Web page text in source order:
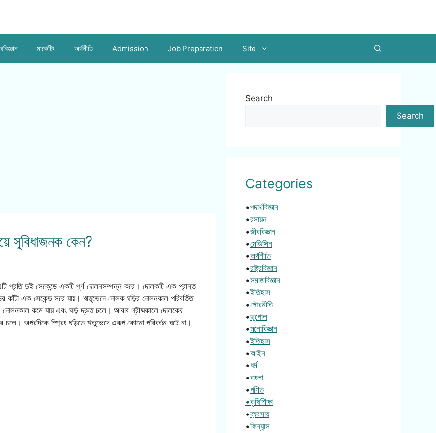
মার্কেটিং অর্থনীতি Admission Job Preparation Site
সুবিধাজনক কেন?
প্রতি দুই সেকেন্ডে একটি পূর্ণ দোলনসম্পন্ন করে। দোলকটি এক প্রান্ত
কাঁটা এক সেকেন্ড সরে যায়। ঋতুভেদে দোলক ঘড়ির দোলনকাল পরিবর্তিত
দোলনকাল কমে যায় এবং ঘড়ি দ্রুত চলে। আবার গ্রীষ্মকালে দোলকের
চলে। অপরদিকে স্প্রিং ঘড়িতে ঋতুভেদে এরূপ কোনো পরিবর্তন ঘটে না।
Search
Search
Categories
•পদার্থবিজ্ঞান
•রসায়ন
•জীববিজ্ঞান
•মেডিসিন
•অর্থনীতি
•রাষ্ট্রবিজ্ঞান
•সমাজবিজ্ঞান
•ইতিহাস
•পৌরনীতি
•ভূগোল
•মনোবিজ্ঞান
•ইতিহাস
•আইন
•ধর্ম
•বাংলা
•গণিত
•কৃষিশিক্ষা
•ব্যবসায়
•ফিন্যান্স